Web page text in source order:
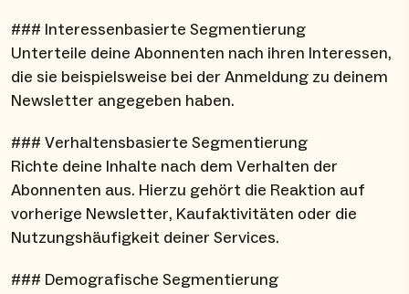
### Interessenbasierte Segmentierung
Unterteile deine Abonnenten nach ihren Interessen,
die sie beispielsweise bei der Anmeldung zu deinem
Newsletter angegeben haben.
### Verhaltensbasierte Segmentierung
Richte deine Inhalte nach dem Verhalten der
Abonnenten aus. Hierzu gehört die Reaktion auf
vorherige Newsletter, Kaufaktivitäten oder die
Nutzungshäufigkeit deiner Services.
### Demografische Segmentierung